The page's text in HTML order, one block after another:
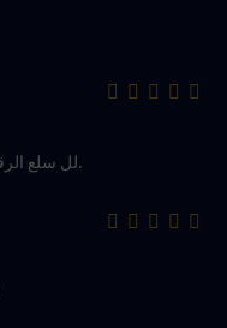
منصة TOPUPlive لل سلع الرقمية ذات تنوع كبير ومميز.